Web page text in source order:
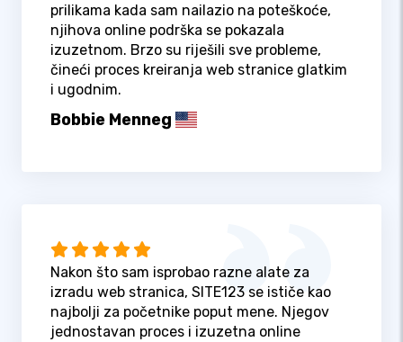
prilikama kada sam nailazio na poteškoće,
njihova online podrška se pokazala
izuzetnom. Brzo su riješili sve probleme,
čineći proces kreiranja web stranice glatkim
i ugodnim.
Bobbie Menneg
Nakon što sam isprobao razne alate za
izradu web stranica, SITE123 se ističe kao
najbolji za početnike poput mene. Njegov
jednostavan proces i izuzetna online